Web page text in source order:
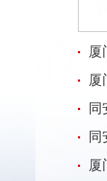
厦
厦
同
同
变
厦